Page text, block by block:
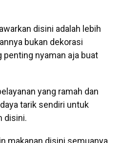
disini adalah lebih
bukan dekorasi
penting nyaman aja buat
yang ramah dan
tarik sendiri untuk
disini.
makanan disini semuanya